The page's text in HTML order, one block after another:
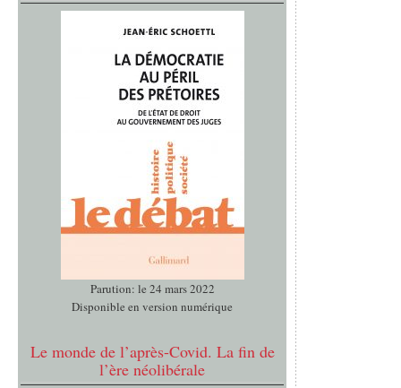
Parution: le 24 mars 2022
Disponible en version numérique
Le monde de l’après-Covid. La fin de
l’ère néolibérale